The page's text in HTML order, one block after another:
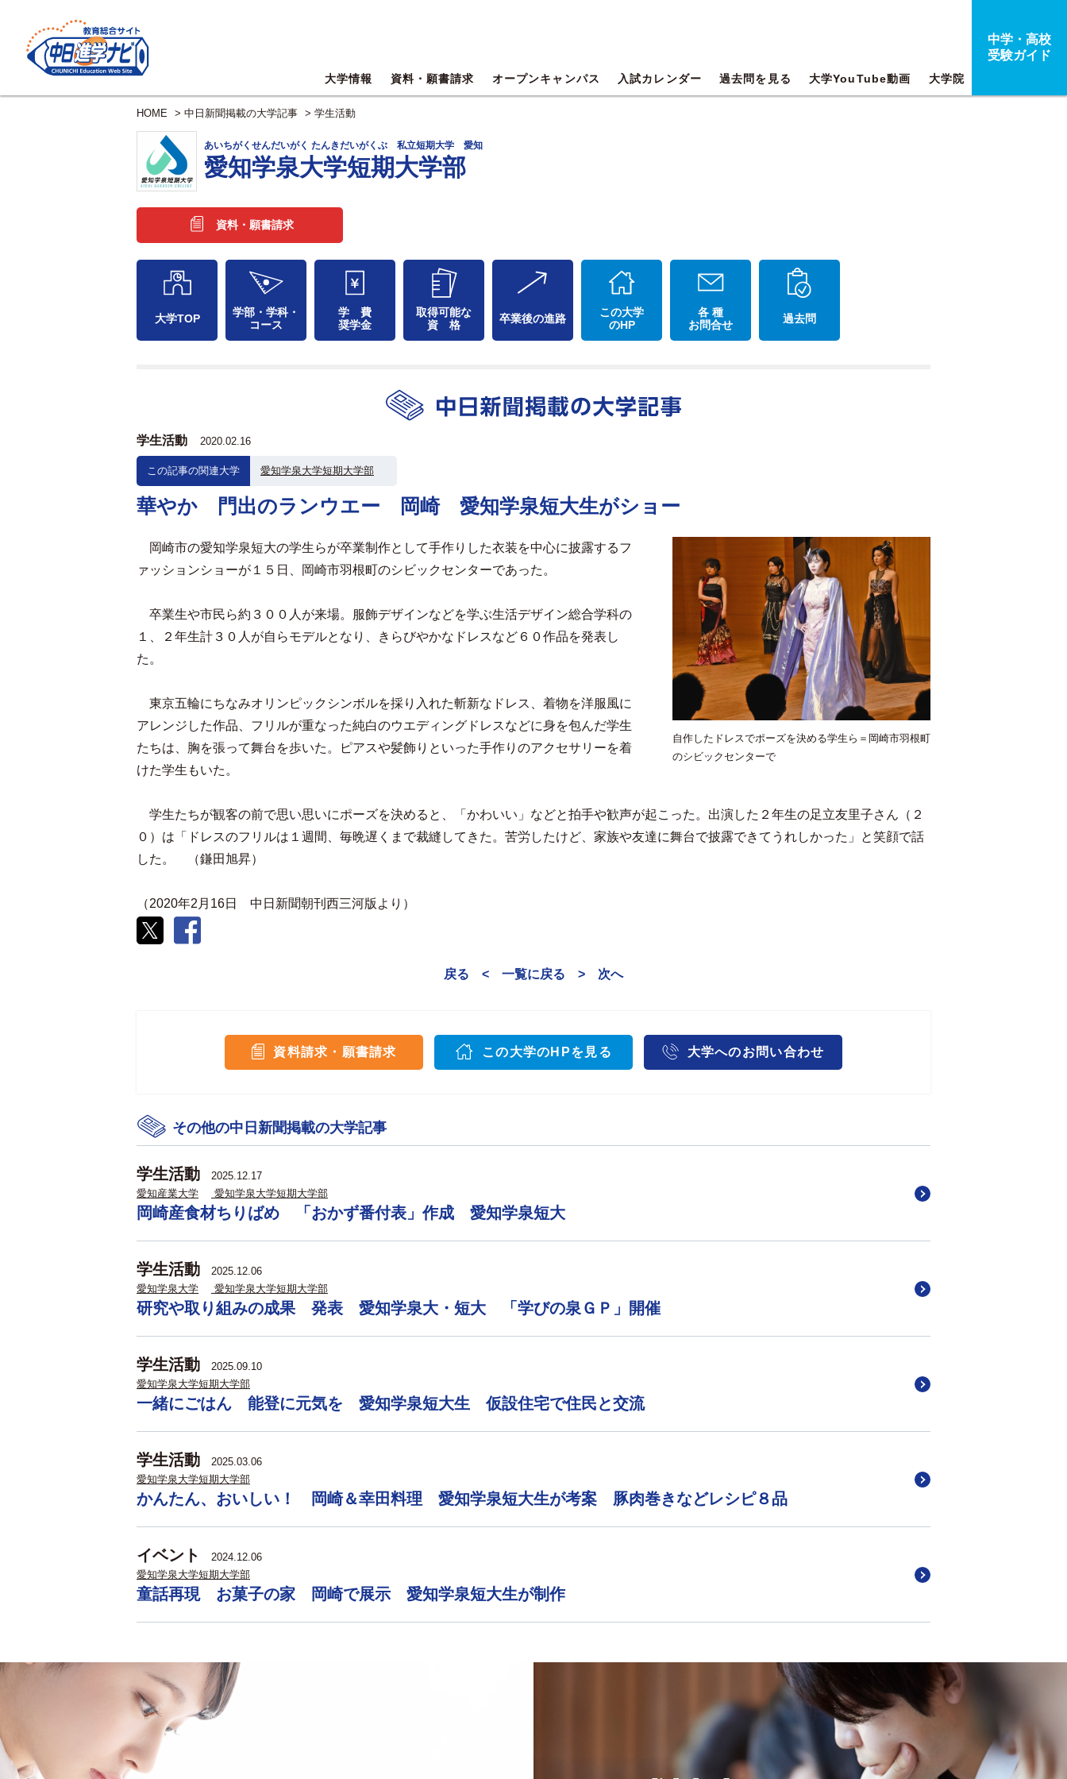
大学情報 資料・願書請求 オープンキャンパス 入試カレンダー 過去問を見る 大学YouTube動画 大学院
中学・高校
受験ガイド
HOME > 中日新聞掲載の大学記事 > 学生活動
あいちがくせんだいがく たんきだいがくぶ 私立短期大学 愛知
愛知学泉大学短期大学部
資料・願書請求
大学TOP
学部・学科・
コース
学 費
奨学金
取得可能な
資 格
卒業後の進路
この大学
のHP
各 種
お問合せ
過去問
学生活動 2020.02.16
この記事の関連大学 愛知学泉大学短期大学部
華やか 門出のランウエー 岡崎 愛知学泉短大生がショー
自作したドレスでポーズを決める学生ら＝岡崎市羽根町
のシビックセンターで
岡崎市の愛知学泉短大の学生らが卒業制作として手作りした衣装を中心に披露するフ
ァッションショーが１５日、岡崎市羽根町のシビックセンターであった。
卒業生や市民ら約３００人が来場。服飾デザインなどを学ぶ生活デザイン総合学科の
１、２年生計３０人が自らモデルとなり、きらびやかなドレスなど６０作品を発表し
た。
東京五輪にちなみオリンピックシンボルを採り入れた斬新なドレス、着物を洋服風に
アレンジした作品、フリルが重なった純白のウエディングドレスなどに身を包んだ学生
たちは、胸を張って舞台を歩いた。ピアスや髪飾りといった手作りのアクセサリーを着
けた学生もいた。
学生たちが観客の前で思い思いにポーズを決めると、「かわいい」などと拍手や歓声が起こった。出演した２年生の足立友里子さん（２
０）は「ドレスのフリルは１週間、毎晩遅くまで裁縫してきた。苦労したけど、家族や友達に舞台で披露できてうれしかった」と笑顔で話
した。 （鎌田旭昇）
（2020年2月16日 中日新聞朝刊西三河版より）
戻る < 一覧に戻る > 次へ
資料請求・願書請求 この大学のHPを見る 大学へのお問い合わせ
その他の中日新聞掲載の大学記事
学生活動
2025.12.17
愛知産業大学
愛知学泉大学短期大学部
岡崎産食材ちりばめ 「おかず番付表」作成 愛知学泉短大
学生活動
2025.12.06
愛知学泉大学
愛知学泉大学短期大学部
研究や取り組みの成果 発表 愛知学泉大・短大 「学びの泉ＧＰ」開催
学生活動
2025.09.10
愛知学泉大学短期大学部
一緒にごはん 能登に元気を 愛知学泉短大生 仮設住宅で住民と交流
学生活動
2025.03.06
愛知学泉大学短期大学部
かんたん、おいしい！ 岡崎＆幸田料理 愛知学泉短大生が考案 豚肉巻きなどレシピ８品
イベント
2024.12.06
愛知学泉大学短期大学部
童話再現 お菓子の家 岡崎で展示 愛知学泉短大生が制作